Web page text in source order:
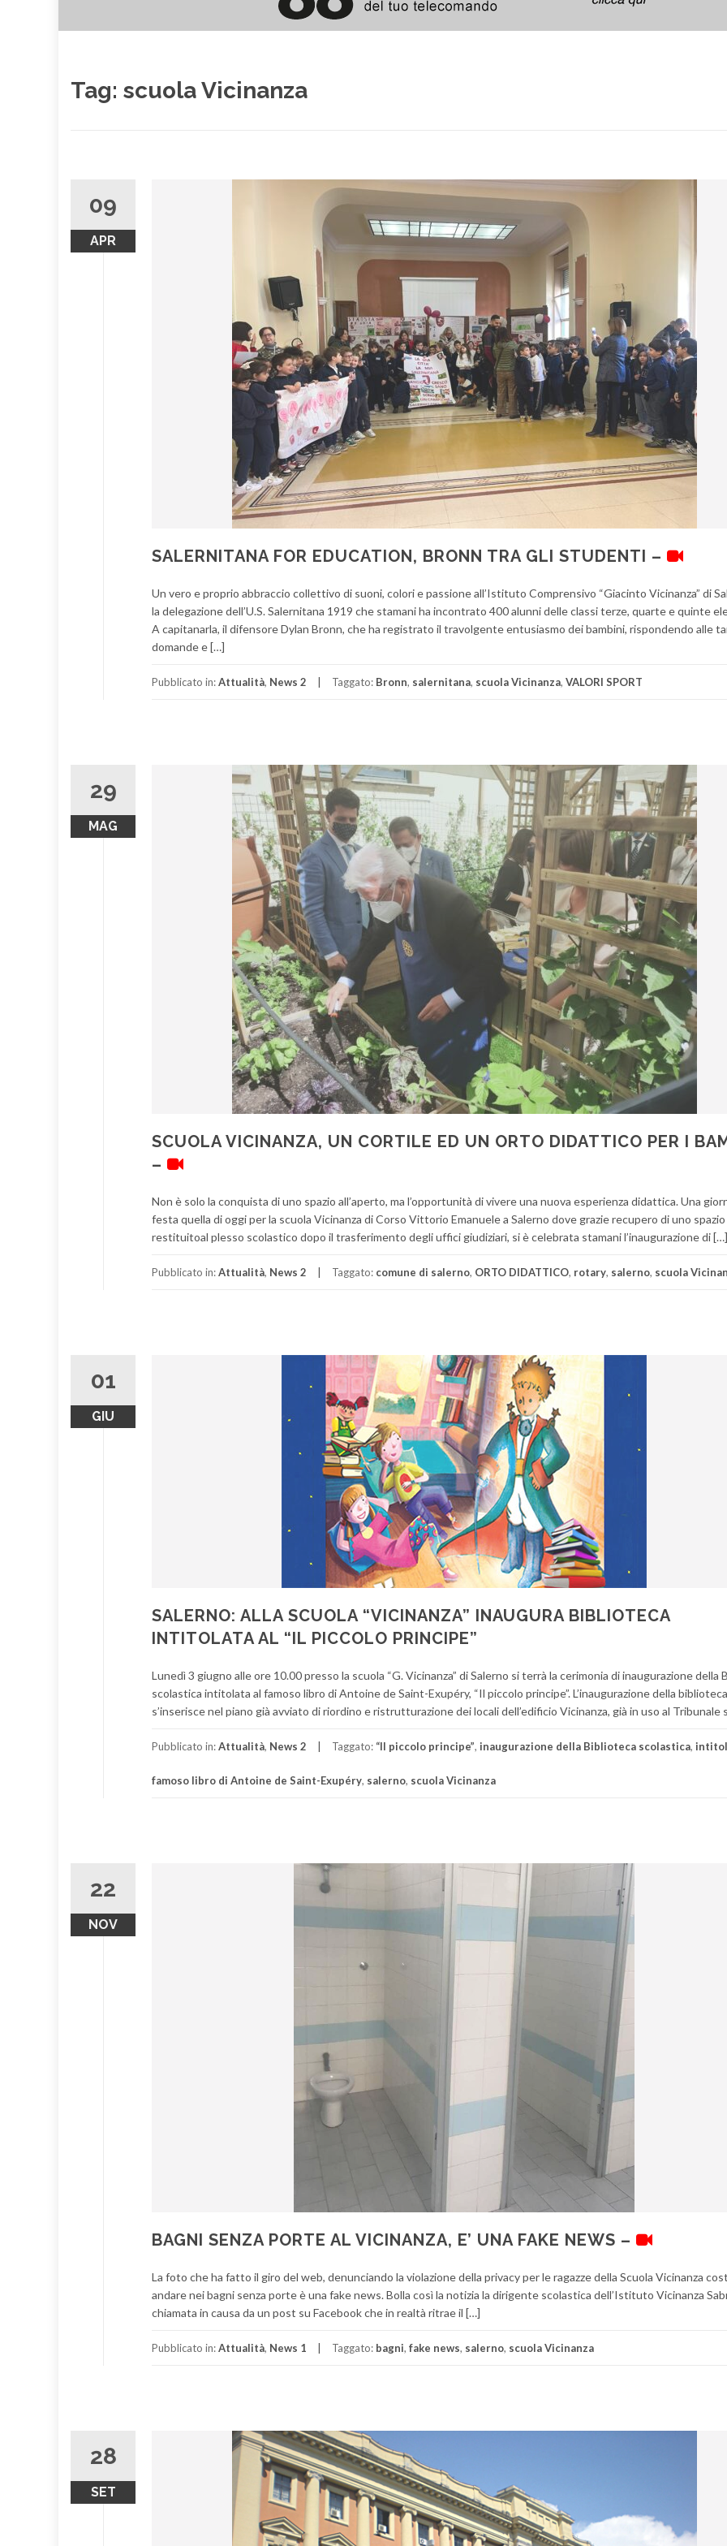
Tag: scuola Vicinanza
09
APR
SALERNITANA FOR EDUCATION, BRONN TRA GLI STUDENTI –
Un vero e proprio abbraccio collettivo di suoni, colori e passione all’Istituto Comprensivo “Giacinto Vicinanza” di
la delegazione dell’U.S. Salernitana 1919 che stamani ha incontrato 400 alunni delle classi terze, quarte e quinte
A capitanarla, il difensore Dylan Bronn, che ha registrato il travolgente entusiasmo dei bambini, rispondendo alle
domande e […]
Pubblicato in:Attualità, News 2 Taggato: Bronn, salernitana, scuola Vicinanza, VALORI SPORT
29
MAG
SCUOLA VICINANZA, UN CORTILE ED UN ORTO DIDATTICO PER I
–
Non è solo la conquista di uno spazio all’aperto, ma l’opportunità di vivere una nuova esperienza didattica. Una
festa quella di oggi per la scuola Vicinanza di Corso Vittorio Emanuele a Salerno dove grazie recupero di uno spazio
restituitoal plesso scolastico dopo il trasferimento degli uffici giudiziari, si è celebrata stamani l’inaugurazione di […]
Pubblicato in:Attualità, News 2 Taggato: comune di salerno, ORTO DIDATTICO, rotary, salerno, scuola
01
GIU
SALERNO: ALLA SCUOLA “VICINANZA” INAUGURA BIBLIOTECA
INTITOLATA AL “IL PICCOLO PRINCIPE”
Lunedì 3 giugno alle ore 10.00 presso la scuola “G. Vicinanza” di Salerno si terrà la cerimonia di inaugurazione della
scolastica intitolata al famoso libro di Antoine de Saint-Exupéry, “Il piccolo principe”. L’inaugurazione della biblioteca
s’inserisce nel piano già avviato di riordino e ristrutturazione dei locali dell’edificio Vicinanza, già in uso al Tribunale
Pubblicato in:Attualità, News 2 Taggato: “Il piccolo principe”, inaugurazione della Biblioteca scolastica,
famoso libro di Antoine de Saint-Exupéry, salerno, scuola Vicinanza
22
NOV
BAGNI SENZA PORTE AL VICINANZA, E’ UNA FAKE NEWS –
La foto che ha fatto il giro del web, denunciando la violazione della privacy per le ragazze della Scuola Vicinanza
andare nei bagni senza porte è una fake news. Bolla così la notizia la dirigente scolastica dell’Istituto Vicinanza
chiamata in causa da un post su Facebook che in realtà ritrae il […]
Pubblicato in:Attualità, News 1 Taggato: bagni, fake news, salerno, scuola Vicinanza
28
SET